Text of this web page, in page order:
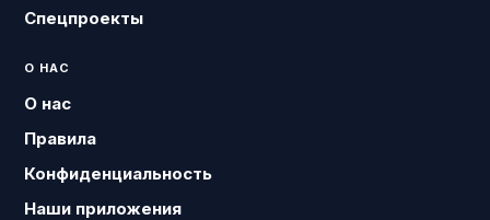
Спецпроекты
О НАС
О нас
Правила
Конфиденциальность
Наши приложения